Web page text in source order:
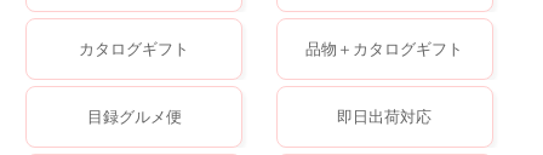
カタログギフト 品物＋カタログギフト
目録グルメ便 即日出荷対応